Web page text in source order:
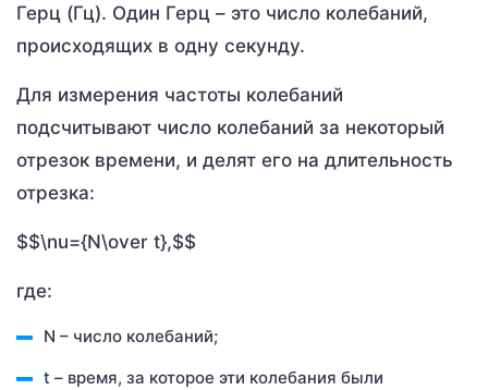
Герц (Гц). Один Герц – это число колебаний,
происходящих в одну секунду.
Для измерения частоты колебаний
подсчитывают число колебаний за некоторый
отрезок времени, и делят его на длительность
отрезка:
$$\nu={N\over t},$$
где:
N – число колебаний;
t – время, за которое эти колебания были